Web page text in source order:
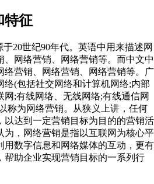
特征
20世纪90年代。英语中用来描述网
网络营销、网络营销等。而中文中
络营销、网络营销、网络营销等。广
络(包括社交网络和计算机网络;内部
网;有线网络、无线网络;有线通信网
称为网络营销。从狭义上讲，任何
以达到一定营销目标为目的的营销活
为，网络营销是指以互联网为核心平
用数字信息和网络媒体的互动，更有
帮助企业实现营销目标的一系列行